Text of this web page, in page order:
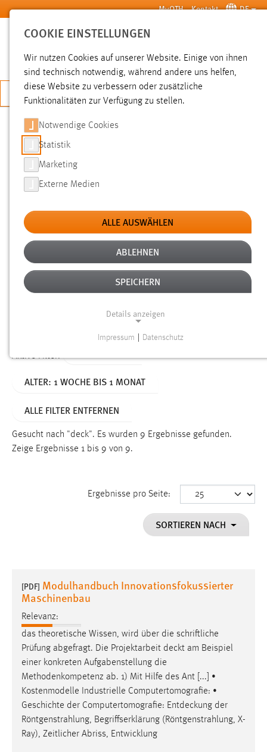
Zum Hauptinhalt springen MyOTH Kontakt DE
SUCHE
JETZT BEWERBEN
SUCHE
FILTER
Typ
Erstellungsdatum
Alter
Aktive Filter:
ALTER: 1 WOCHE BIS 1 MONAT
ALLE FILTER ENTFERNEN
Gesucht nach "deck". Es wurden 9 Ergebnisse gefunden.
Zeige Ergebnisse 1 bis 9 von 9.
Ergebnisse pro Seite:
SORTIEREN NACH
[PDF] Modulhandbuch Innovationsfokussierter
Maschinenbau
Relevanz:
das theoretische Wissen, wird über die schriftliche
Prüfung abgefragt. Die Projektarbeit deckt am Beispiel
einer konkreten Aufgabenstellung die
Methodenkompetenz ab. 1) Mit Hilfe des Ant [...] •
Kostenmodelle Industrielle Computertomografie: •
Geschichte der Computertomografie: Entdeckung der
Röntgenstrahlung, Begriffserklärung (Röntgenstrahlung, X-
Ray), Zeitlicher Abriss, Entwicklung
COOKIE EINSTELLUNGEN
Wir nutzen Cookies auf unserer Website. Einige von ihnen
sind technisch notwendig, während andere uns helfen,
diese Website zu verbessern oder zusätzliche
Funktionalitäten zur Verfügung zu stellen.
Notwendige Cookies
Statistik
Marketing
Externe Medien
ALLE AUSWÄHLEN
ABLEHNEN
SPEICHERN
Details anzeigen
Funktionen und sind für die einwandfreie Funktion der
Name:
Dieser Cookie speichert die ausgewählten Einverständnis-
Performance
Name:
staticfilecache
Zweck:
Für performante Seitenauslieferung wird in diesem Cookie
gespeichert, ob man eingeloggt ist.
Sprachpräferenz
Name:
site-language-preference
Impressum Datenschutz